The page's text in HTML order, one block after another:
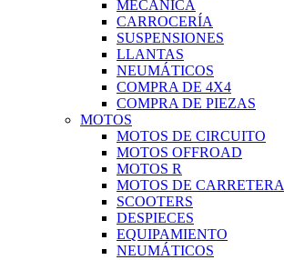
MECÁNICA
CARROCERÍA
SUSPENSIONES
LLANTAS
NEUMÁTICOS
COMPRA DE 4X4
COMPRA DE PIEZAS
MOTOS
MOTOS DE CIRCUITO
MOTOS OFFROAD
MOTOS R
MOTOS DE CARRETERA
SCOOTERS
DESPIECES
EQUIPAMIENTO
NEUMÁTICOS